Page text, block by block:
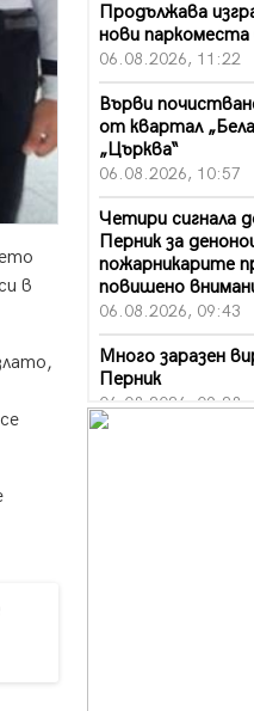
в
Продължава
нови
06.08.2026, 11:22
Върви
от квартал
„Църква“
06.08.2026, 10:57
Четири сигнала
Перник за
пожарникарите
повишено
06.08.2026, 09:43
Много заразен
Перник
06.08.2026, 09:28